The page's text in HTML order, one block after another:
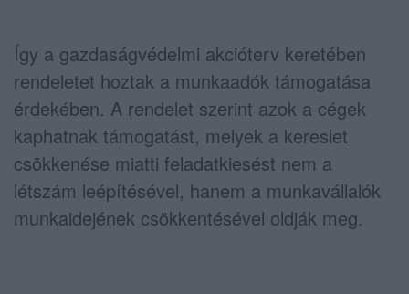
Így a gazdaságvédelmi akcióterv keretében
rendeletet hoztak a munkaadók támogatása
érdekében. A rendelet szerint azok a cégek
kaphatnak támogatást, melyek a kereslet
csökkenése miatti feladatkiesést nem a
létszám leépítésével, hanem a munkavállalók
munkaidejének csökkentésével oldják meg.